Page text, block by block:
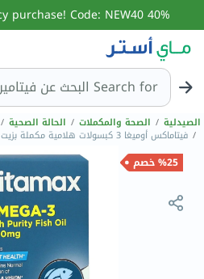
40% off 1st online pharmacy purchase! Code: NEW40
Search for ال
الصيدلية / الصحة والمكملات / الحالة الصحية /
/ فيتاماكس أوميغا 3 كبسولات هلامية مكملة بزيت السمك 1000 ملجم حزمة من 60
%25 خصم